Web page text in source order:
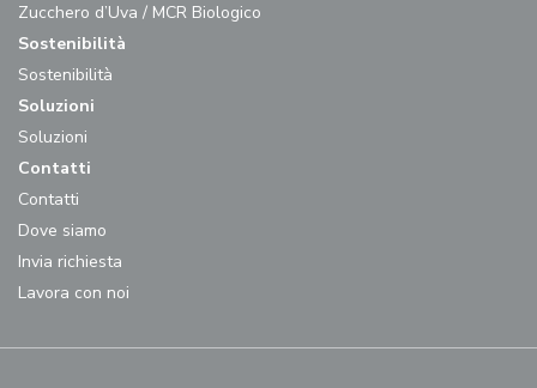
Zucchero d’Uva / MCR Biologico
Sostenibilità
Sostenibilità
Soluzioni
Soluzioni
Contatti
Contatti
Dove siamo
Invia richiesta
Lavora con noi